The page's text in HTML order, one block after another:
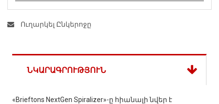
Ուղարկել Ընկերոջը
ՆԿԱՐԱԳՐՈՒԹՅՈՒՆ
«Brieftons NextGen Spiralizer»-ը հիանալի նվեր է